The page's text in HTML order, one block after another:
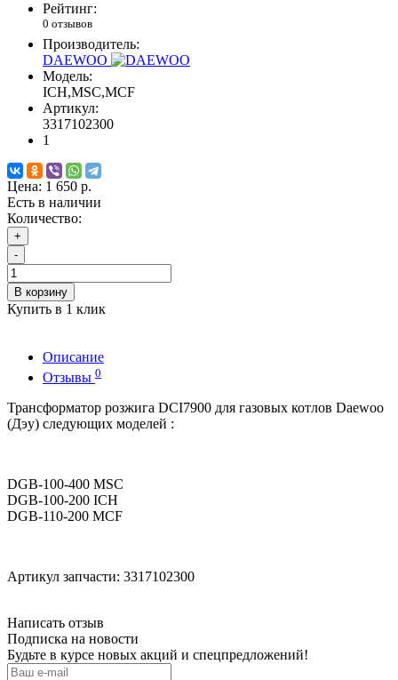
Рейтинг:
0 отзывов
Производитель:
DAEWOO
Модель:
ICH,MSC,MCF
Артикул:
3317102300
1
Цена: 1 650 р.
Есть в наличии
Количество:
+
-
В корзину
Купить в 1 клик
Описание
Отзывы 0
Трансформатор розжига DCI7900 для газовых котлов Daewoo
(Дэу) следующих моделей :
DGB-100-400 MSC
DGB-100-200 ICH
DGB-110-200 MCF
Артикул запчасти: 3317102300
Написать отзыв
Подписка на новости
Будьте в курсе новых акций и спецпредложений!